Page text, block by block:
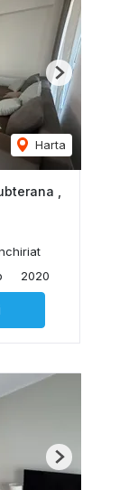
Harta
Next
,
2020
Next